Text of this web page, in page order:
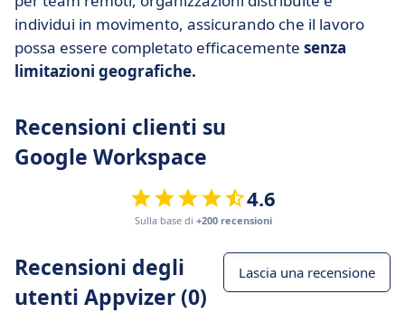
individui in movimento, assicurando che il lavoro
possa essere completato efficacemente senza
limitazioni geografiche.
Recensioni clienti su
Google Workspace
4.6
Sulla base di +200 recensioni
Recensioni degli
utenti Appvizer (0)
Lascia una recensione